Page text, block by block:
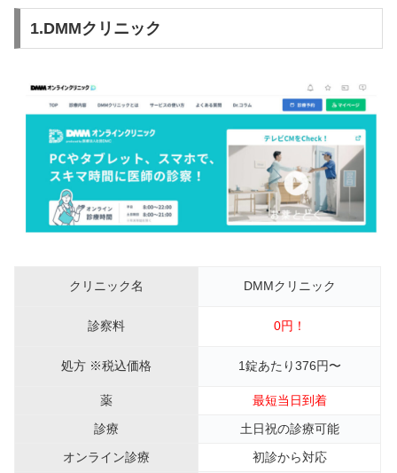
1.DMMクリニック
クリニック名 DMMクリニック
診察料 0円！
処方 ※税込価格 1錠あたり376円〜
薬
最短当日到着
診療
土日祝の診療可能
オンライン診療
初診から対応